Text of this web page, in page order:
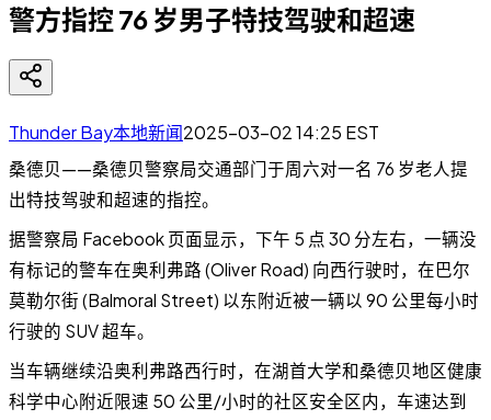
警方指控 76 岁男子特技驾驶和超速
Thunder Bay本地新闻2025-03-02 14:25 EST
桑德贝——桑德贝警察局交通部门于周六对一名 76 岁老人提
出特技驾驶和超速的指控。
据警察局 Facebook 页面显示，下午 5 点 30 分左右，一辆没
有标记的警车在奥利弗路 (Oliver Road) 向西行驶时，在巴尔
莫勒尔街 (Balmoral Street) 以东附近被一辆以 90 公里每小时
行驶的 SUV 超车。
当车辆继续沿奥利弗路西行时，在湖首大学和桑德贝地区健康
科学中心附近限速 50 公里/小时的社区安全区内，车速达到